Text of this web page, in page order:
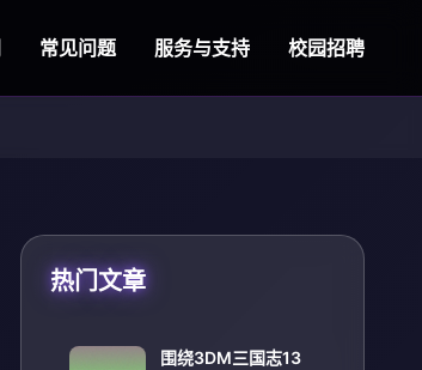
常见问题 服务与支持 校园招聘
热门文章
围绕3DM三国志13